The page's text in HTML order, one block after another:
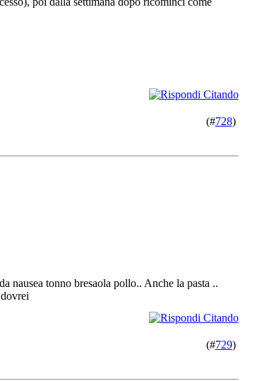
(#728)
nausea tonno bresaola pollo.. Anche la pasta ..
(#729)